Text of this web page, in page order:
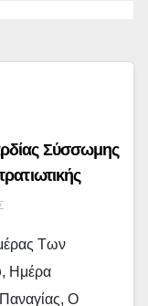
Σύσσωμης
Των
Ημέρα
Ο